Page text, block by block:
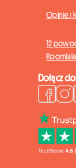
Opinie i
12
Roomlala
Dołącz